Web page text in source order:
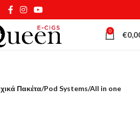
0 €
Πακέτα/Pod Systems/All in one